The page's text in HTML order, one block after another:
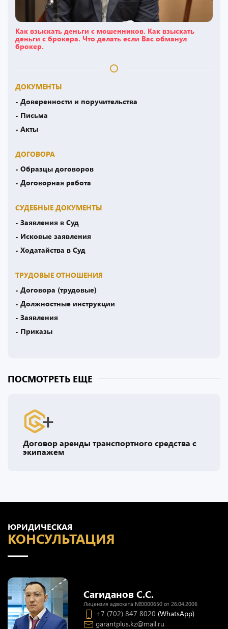
Как взыскать деньги с мошенников. Как взыскать
деньги с брокера. Что делать если Вас обманул
брокер.
ДОКУМЕНТЫ
- Доверенности и поручительства
- Письма
- Акты
ДОГОВОРА
- Образцы договоров
- Договорная работа
СУДЕБНЫЕ ДОКУМЕНТЫ
- Заявления в Суд
- Исковые заявления
- Ходатайства в Суд
ТРУДОВЫЕ ОТНОШЕНИЯ
- Договора (трудовые)
- Должностные инструкции
- Заявления
- Приказы
ПОСМОТРЕТЬ ЕЩЕ
Договор аренды транспортного средства с
экипажем
ЮРИДИЧЕСКАЯ
КОНСУЛЬТАЦИЯ
Сагиданов С.С.
Лицензия адвоката №0000650 от 26.04.2006
+7 (702) 847 8020 (WhatsApp)
garantplus.kz@mail.ru